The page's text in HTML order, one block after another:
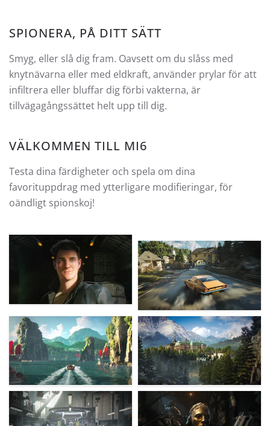
SPIONERA, PÅ DITT SÄTT
Smyg, eller slå dig fram. Oavsett om du slåss med
knytnävarna eller med eldkraft, använder prylar för att
infiltrera eller bluffar dig förbi vakterna, är
tillvägagångssättet helt upp till dig.
VÄLKOMMEN TILL MI6
Testa dina färdigheter och spela om dina
favorituppdrag med ytterligare modifieringar, för
oändligt spionskoj!